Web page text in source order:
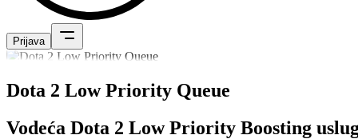
Prijava
Dota 2 Low Priority Queue
Vodeća Dota 2 Low Priority Boosting